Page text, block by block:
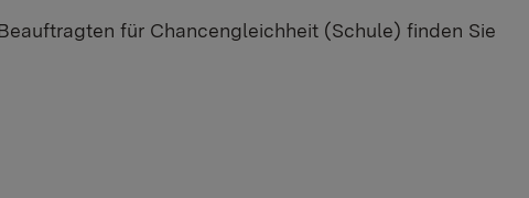
für Chancengleichheit (Schule) finden Sie